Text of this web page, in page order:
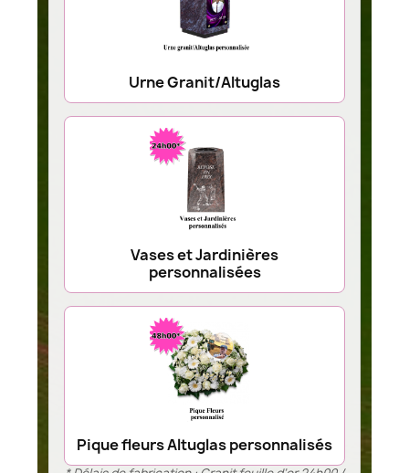
Urne Granit/Altuglas
Vases et Jardinières
personnalisées
Pique fleurs Altuglas personnalisés